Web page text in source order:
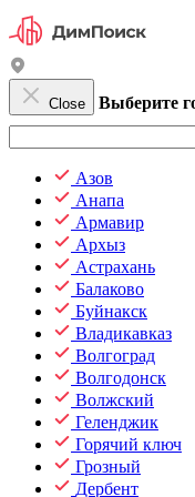
Close Выберите
Азов
Анапа
Армавир
Архыз
Астрахань
Балаково
Буйнакск
Владикавказ
Волгоград
Волгодонск
Волжский
Геленджик
Горячий ключ
Грозный
Дербент